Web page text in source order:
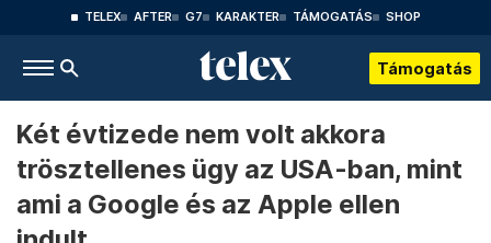
TELEX AFTER G7 KARAKTER TÁMOGATÁS SHOP
Támogatás
Két évtizede nem volt akkora
trösztellenes ügy az USA-ban, mint
ami a Google és az Apple ellen